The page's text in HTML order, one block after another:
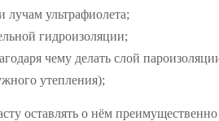
лучам ультрафиолета;
гидроизоляции;
чему делать слой
утепления);
оставлять о нём